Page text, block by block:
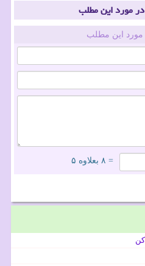
مورد این مطلب
مورد این مطلب
= ۸ بعلاوه ۵